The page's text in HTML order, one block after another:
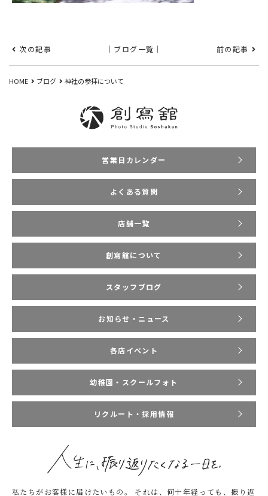
次の記事 ｜ブログ一覧｜ 前の記事
HOME ブログ 神社の参拝について
営業日カレンダー
よくある質問
店舗一覧
創寫舘について
スタッフブログ
お知らせ・ニュース
各店イベント
幼稚園・スクールフォト
リクルート・採用情報
私たちがお客様に届けたいもの。 それは、何十年経っても、振り返